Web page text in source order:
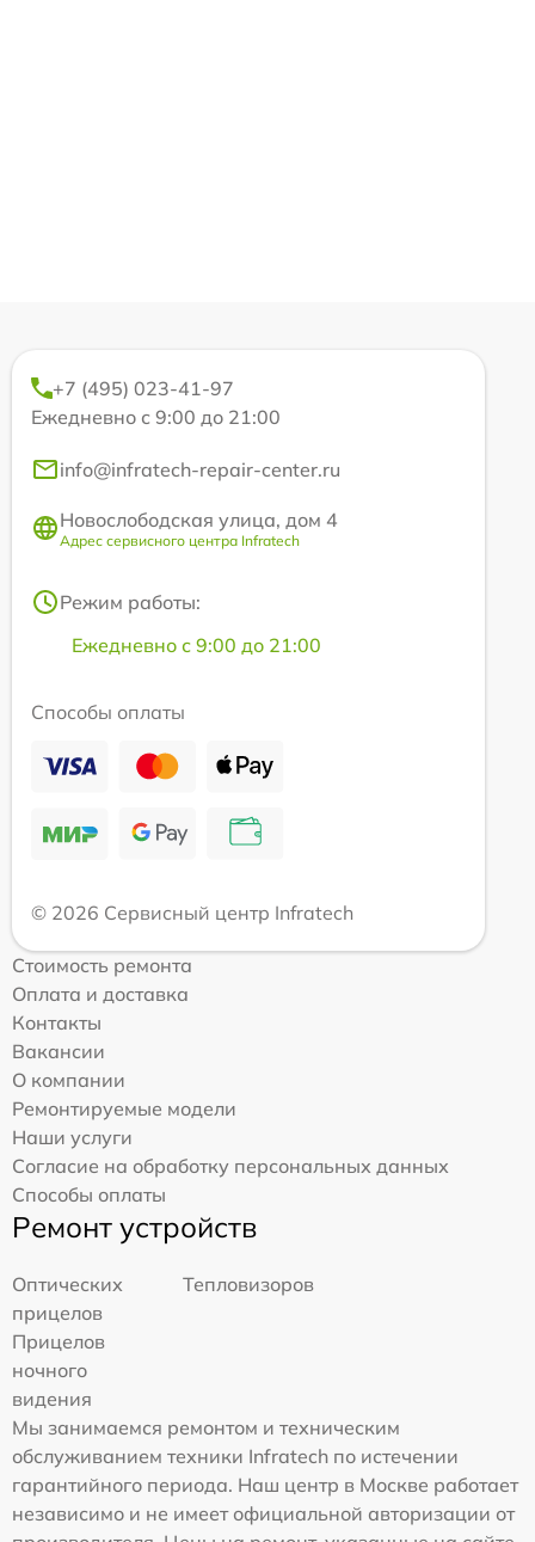
+7 (495) 023-41-97
Ежедневно с 9:00 до 21:00
info@infratech-repair-center.ru
Новослободская улица, дом 4
Адрес сервисного центра Infratech
Режим работы:
Ежедневно с 9:00 до 21:00
Способы оплаты
© 2026 Сервисный центр Infratech
Стоимость ремонта
Оплата и доставка
Контакты
Вакансии
О компании
Ремонтируемые модели
Наши услуги
Согласие на обработку персональных данных
Способы оплаты
Ремонт устройств
Оптических
прицелов
Тепловизоров
Прицелов
ночного
видения
Мы занимаемся ремонтом и техническим
обслуживанием техники Infratech по истечении
гарантийного периода. Наш центр в Москве работает
независимо и не имеет официальной авторизации от